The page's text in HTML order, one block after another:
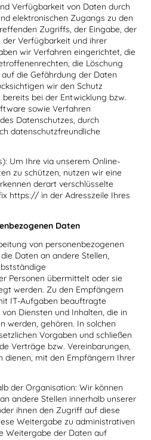
Verfügbarkeit von Daten durch
elektronischen Zugangs zu den
Zugriffs, der Eingabe, der
Verfügbarkeit und ihrer
wir Verfahren eingerichtet, die
die Löschung
die Gefährdung der Daten
wir den Schutz
bei der Entwicklung bzw.
sowie Verfahren
Datenschutzes, durch
datenschutzfreundliche
Um Ihre via unserem Online-
zu schützen, nutzen wir eine
derart verschlüsselte
https:// in der Adresszeile Ihres
Daten
von personenbezogenen
Daten an andere Stellen,
Personen übermittelt oder sie
werden. Zu den Empfängern
IT-Aufgaben beauftragte
Diensten und Inhalten, die in
werden, gehören. In solchen
Vorgaben und schließen
Verträge bzw. Vereinbarungen,
dienen, mit den Empfängern Ihrer
der Organisation: Wir können
andere Stellen innerhalb unserer
ihnen den Zugriff auf diese
Weitergabe zu administrativen
Weitergabe der Daten auf